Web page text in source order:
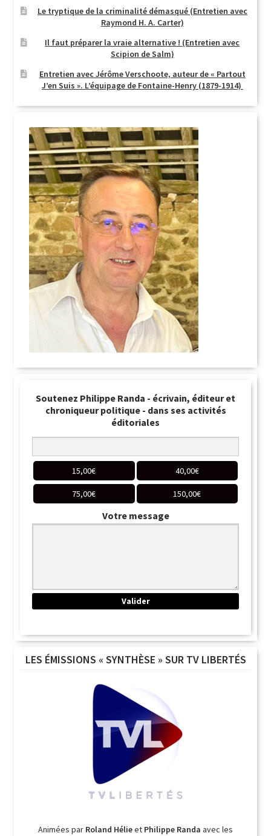
Le tryptique de la criminalité démasqué (Entretien avec
Raymond H. A. Carter)
Il faut préparer la vraie alternative ! (Entretien avec
Scipion de Salm)
Entretien avec Jérôme Verschoote, auteur de « Partout
J’en Suis ». L’équipage de Fontaine-Henry (1879-1914)
Soutenez Philippe Randa - écrivain, éditeur et
chroniqueur politique - dans ses activités
éditoriales
15,00€ 40,00€
75,00€ 150,00€
Votre message
LES ÉMISSIONS « SYNTHÈSE » SUR TV LIBERTÉS
Animées par Roland Hélieet Philippe Randa avec les